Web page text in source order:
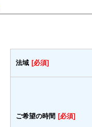
法域 [必須]
ご希望の時間 [必須]